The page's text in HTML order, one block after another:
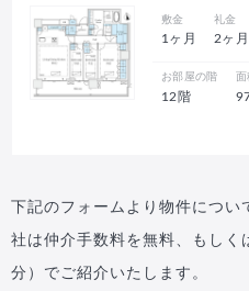
敷金
1ヶ月
礼金
2ヶ月
お部屋の階
12階
面
下記のフォームより物件につ
社は仲介手数料を無料、もし
分）でご紹介いたします。